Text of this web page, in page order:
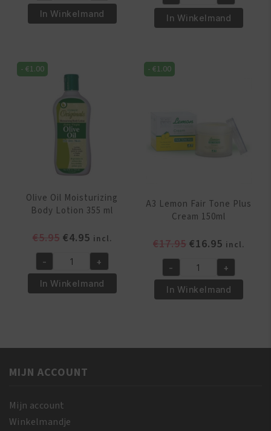
Butter
&
Moisturizing
aantal
In Winkelmand
€5.95.€4.95.
Bianca
Clear
Maxi
Tone
aantal
In Winkelmand
-€1.00
Olive Oil Moisturizing
Body Lotion 355 ml
€5.95 Oorspronkelijke
was:
€5.95.
€4.95Huidige
prijs
is:
€4.95.
incl.
Olive
Oil
Moisturizing
aantal
- +
In Winkelmand
-€1.00
A3 Lemon Fair Tone Plus
Cream 150ml
€17.95
was:
€17.95.
€16.95 Huidige
prijs
is:
€16.95.
incl.
A3
Lemon
Fair
Cream
- +
In Winkelmand
MIJN ACCOUNT
Mijn account
Winkelmandje